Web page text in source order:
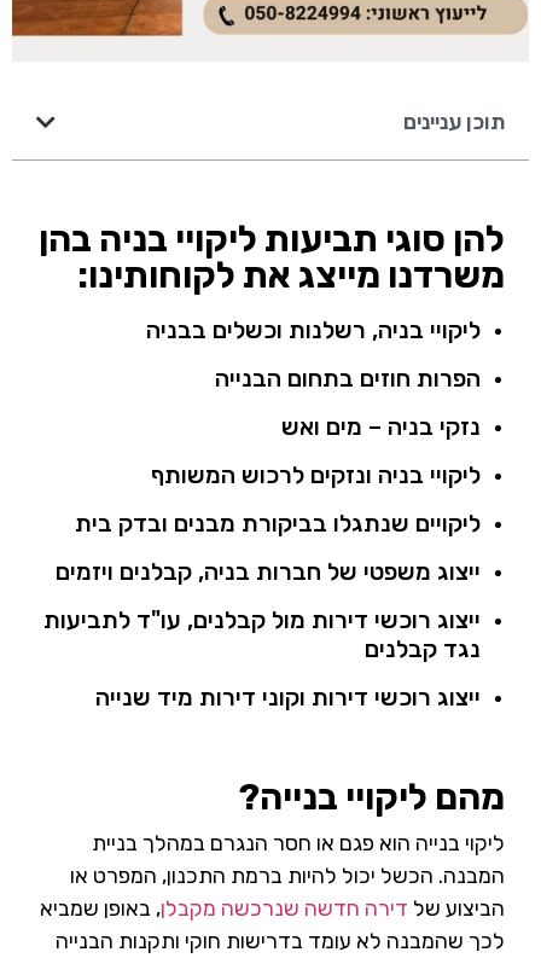
תוכן עניינים
להן סוגי תביעות ליקויי בניה בהן
משרדנו מייצג את לקוחותינו:
ליקויי בניה, רשלנות וכשלים בבניה
הפרות חוזים בתחום הבנייה
נזקי בניה – מים ואש
ליקויי בניה ונזקים לרכוש המשותף
ליקויים שנתגלו בביקורת מבנים ובדק בית
ייצוג משפטי של חברות בניה, קבלנים ויזמים
ייצוג רוכשי דירות מול קבלנים, עו"ד לתביעות
נגד קבלנים
ייצוג רוכשי דירות וקוני דירות מיד שנייה
מהם ליקויי בנייה?
ליקוי בנייה הוא פגם או חסר הנגרם במהלך בניית
המבנה. הכשל יכול להיות ברמת התכנון, המפרט או
הביצוע שלדירה חדשה שנרכשה מקבלן, באופן שמביא
לכך שהמבנה לא עומד בדרישות חוקי ותקנות הבנייה